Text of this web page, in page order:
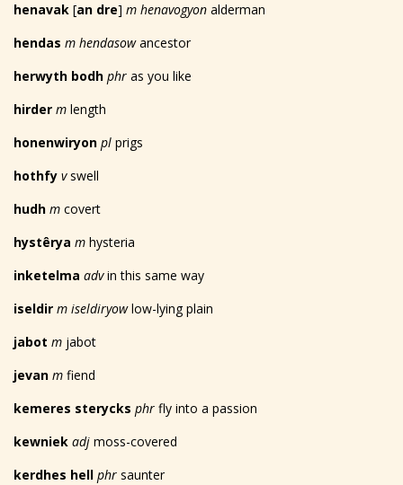
henavak [an dre] m henavogyon alderman
hendas m hendasowancestor
herwyth bodh phr as you like
hirder m length
honenwiryon pl prigs
hothfy vswell
hudh m covert
hystêrya m hysteria
inketelma advin this same way
iseldir m iseldiryowlow-lying plain
jabot m jabot
jevan m fiend
kemeres sterycks phr fly into a passion
kewniek adj moss-covered
kerdhes hell phr saunter